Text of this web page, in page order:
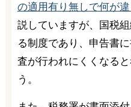
の適用有り無しで何が違
説していますが、国税
る制度であり、申告書
査が行われにくくなる
う。